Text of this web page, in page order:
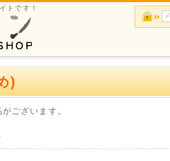
トです！
)
ございます。